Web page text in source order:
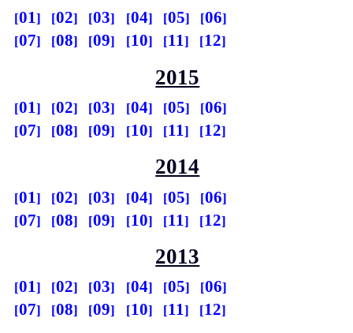
01 02 03 04 05
06
07
08 09 10 11 12
2015
01 02 03 04 05
06
07
08 09 10 11 12
2014
01 02 03 04 05
06
07
08 09 10 11 12
2013
01 02 03 04 05
06
07
08 09 10 11 12